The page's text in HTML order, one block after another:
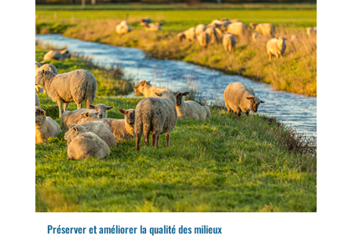
Préserver et améliorer la qualité des milieux